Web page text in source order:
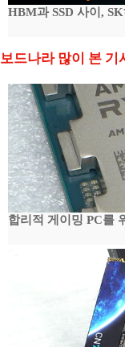
HBM과 SSD 사이,
보드나라 많이 본 기
합리적 게이밍 PC를